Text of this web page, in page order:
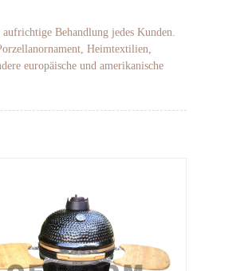
Behandlung jedes Kunden.
Heimtextilien,
europäische und amerikanische